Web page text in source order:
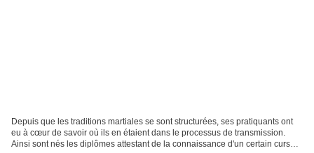
Depuis que les traditions martiales se sont structurées, ses pratiquants ont
eu à cœur de savoir où ils en étaient dans le processus de transmission.
Ainsi sont nés les diplômes attestant de la connaissance d'un certain cursus,